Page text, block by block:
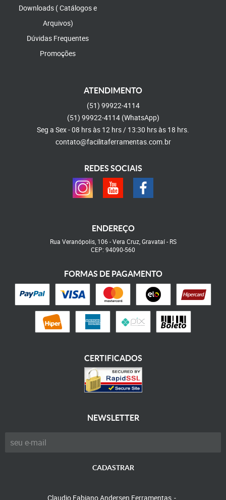
Downloads ( Catálogos e
Arquivos)
Dúvidas Frequentes
Promoções
ATENDIMENTO
(51) 99922-4114
(51) 99922-4114 (WhatsApp)
Seg a Sex - 08 hrs às 12 hrs / 13:30 hrs às 18 hrs.
contato@facilitaferramentas.com.br
REDES SOCIAIS
ENDEREÇO
Rua Veranópolis, 106 -Vera Cruz, Gravataí- RS
CEP: 94090-560
FORMAS DE PAGAMENTO
CERTIFICADOS
NEWSLETTER
CADASTRAR
Claudio Fabiano Andersen Ferramentas